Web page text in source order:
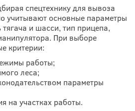
спецтехнику для вывоза
учитывают основные параметры
и шасси, тип прицепа,
При выборе
критерии:
работы;
леса;
параметры
на участках работы.